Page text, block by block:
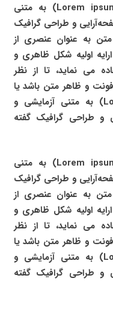
یا لورم ایپسوم(به لاتین: Lorem ipsum) به متنی
و طراحی گرافیک
به عنوان عنصری از
اولیه شکل ظاهری و
می نماید، تا از نظر
فونت و ظاهر متن باشد یا
لورم ایپسوم(به لاتین: Lorem ipsum) به متنی آزمایشی و
و طراحی گرافیک گفته
یا لورم ایپسوم(به لاتین: Lorem ipsum) به متنی
و طراحی گرافیک
به عنوان عنصری از
اولیه شکل ظاهری و
می نماید، تا از نظر
فونت و ظاهر متن باشد یا
لورم ایپسوم(به لاتین: Lorem ipsum) به متنی آزمایشی و
و طراحی گرافیک گفته